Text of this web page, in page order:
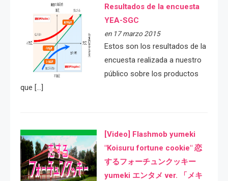
Resultados de la encuesta
YEA-SGC
en 17 marzo 2015
Estos son los resultados de la
encuesta realizada a nuestro
público sobre los productos
que […]
[Video] Flashmob yumeki
"Koisuru fortune cookie" 恋
するフォーチュンクッキー
yumeki エンタメ ver. 「メキ